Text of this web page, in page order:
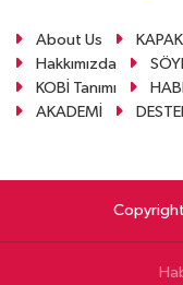
About Us KAPAK
Hakkımızda
KOBİ Tanımı
AKADEMİ
Copyright